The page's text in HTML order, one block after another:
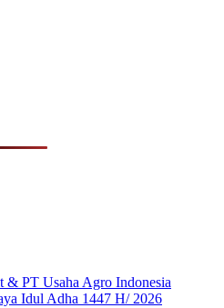
& PT Usaha Agro Indonesia
Idul Adha 1447 H/ 2026